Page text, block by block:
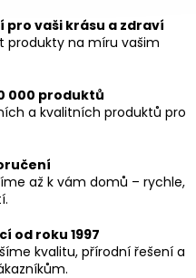
vaši krásu a zdraví
na míru vašim
000 produktů
a kvalitních produktů pro
až k vám domů – rychle,
od roku 1997
kvalitu, přírodní řešení a